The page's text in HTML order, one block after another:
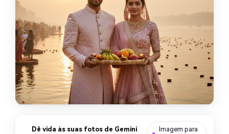
Dê vida às suas fotos de Gemini
Imagem para